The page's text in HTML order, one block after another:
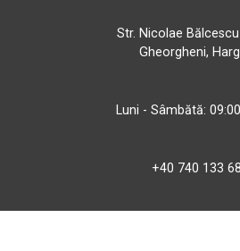
Str. Nicolae
Gheorgheni,
Luni - Sâmbătă:
+40 740 133